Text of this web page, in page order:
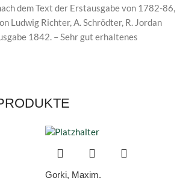
dem Text der Erstausgabe von 1782-86,
Ludwig Richter, A. Schrödter, R. Jordan
1842. – Sehr gut erhaltenes
Gorki, Maxim.